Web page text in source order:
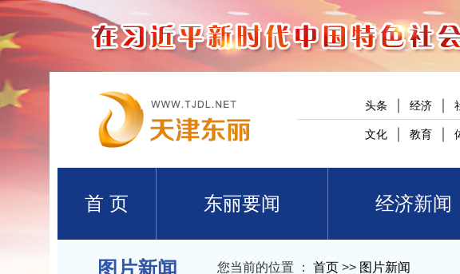
头条 经济
文化 教育
首 页 东丽要闻 经济新闻
图片新闻 您当前的位置 ： 首页 >> 图片新闻